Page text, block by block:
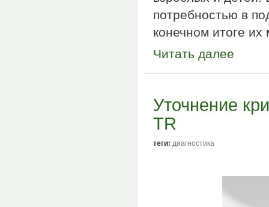
потребностью в
конечном итоге
Читать далее
Уточнение
TR
теги: диагностика